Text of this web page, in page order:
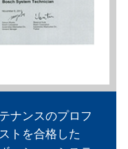
ナンスのプロフ
トを合格した